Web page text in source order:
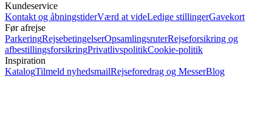
Kundeservice
Kontakt og åbningstiderVærd at videLedige stillingerGavekort
Før afrejse
ParkeringRejsebetingelserOpsamlingsruterRejseforsikring og
afbestillingsforsikringPrivatlivspolitikCookie-politik
Inspiration
KatalogTilmeld nyhedsmailRejseforedrag og MesserBlog